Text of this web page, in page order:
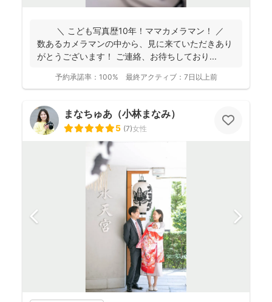
＼ こども写真歴10年！ママカメラマン！ ／
数あるカメラマンの中から、見に来ていただきあり
がとうございます！ ご連絡、お待ちしており...
予約承諾率： 100% 最終アクティブ： 7日以上前
まなちゅあ（小林まなみ）
5 (7)女性